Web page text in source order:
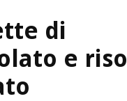
di
e riso